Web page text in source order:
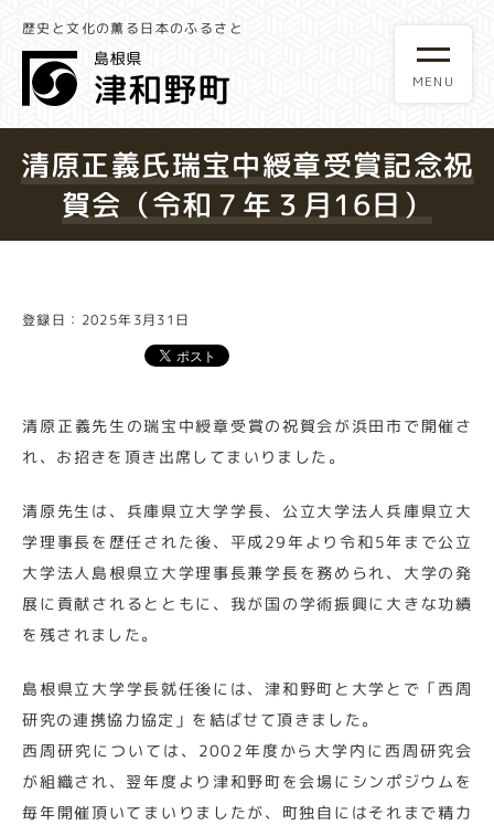
歴史と文化の薫る日本のふるさと
清原正義氏瑞宝中綬章受賞記念祝
賀会（令和７年３月16日）
登録日：2025年3月31日
清原正義先生の瑞宝中綬章受賞の祝賀会が浜田市で開催さ
れ、お招きを頂き出席してまいりました。
清原先生は、兵庫県立大学学長、公立大学法人兵庫県立大
学理事長を歴任された後、平成29年より令和5年まで公立
大学法人島根県立大学理事長兼学長を務められ、大学の発
展に貢献されるとともに、我が国の学術振興に大きな功績
を残されました。
島根県立大学学長就任後には、津和野町と大学とで「西周
研究の連携協力協定」を結ばせて頂きました。
西周研究については、2002年度から大学内に西周研究会
が組織され、翌年度より津和野町を会場にシンポジウムを
毎年開催頂いてまいりましたが、町独自にはそれまで精力